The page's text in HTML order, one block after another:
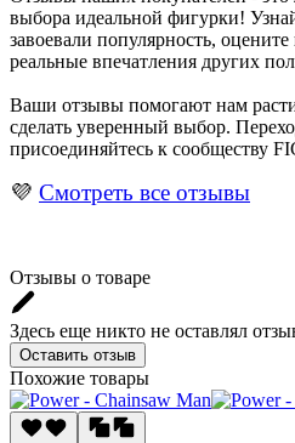
выбора идеальной фигурки!
завоевали популярность,
реальные впечатления других
Ваши отзывы помогают нам
сделать уверенный выбор.
присоединяйтесь к сообществу
💜 Смотреть все отзывы
Отзывы о товаре
Здесь еще никто не оставлял
Оставить отзыв
Похожие товары